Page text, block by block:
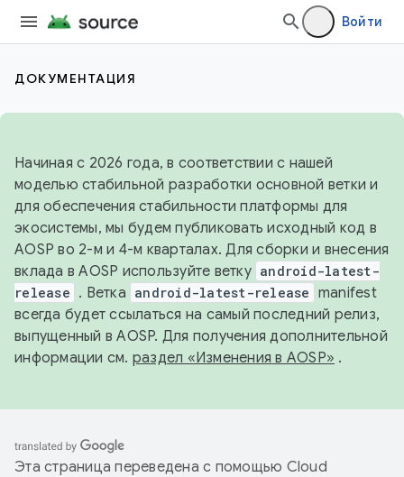
Войти
ДОКУМЕНТАЦИЯ
Начиная с 2026 года, в соответствии с нашей
моделью стабильной разработки основной ветки и
для обеспечения стабильности платформы для
экосистемы, мы будем публиковать исходный код в
AOSP во 2-м и 4-м кварталах. Для сборки и внесения
вклада в AOSP используйте ветку android-latest-
release . Ветка android-latest-release manifest
всегда будет ссылаться на самый последний релиз,
выпущенный в AOSP. Для получения дополнительной
информации см. раздел «Изменения в AOSP» .
Эта страница переведена с помощью Cloud